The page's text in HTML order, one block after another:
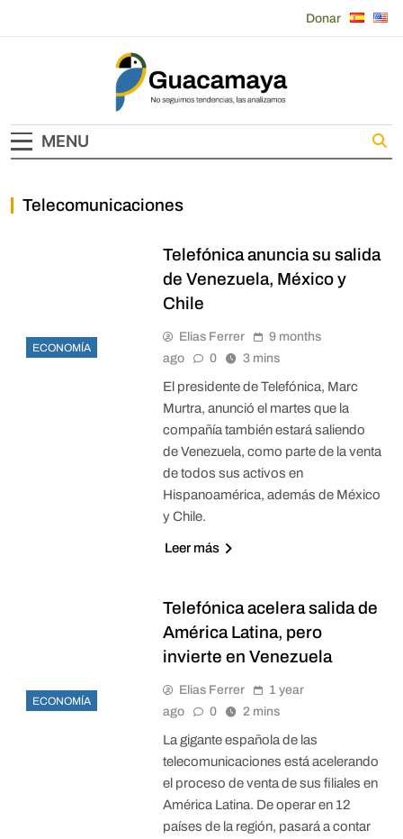
Donar
Guacamaya
MENU
Telecomunicaciones
ECONOMÍA
Telefónica anuncia su salida
de Venezuela, México y
Chile
Elias Ferrer
9 months
ago
0 3 mins
El presidente de Telefónica, Marc
Murtra, anunció el martes que la
compañía también estará saliendo
de Venezuela, como parte de la venta
de todos sus activos en
Hispanoamérica, además de México
y Chile.
Leer más
ECONOMÍA
Telefónica acelera salida de
América Latina, pero
invierte en Venezuela
Elias Ferrer
1 year
ago
0 2 mins
La gigante española de las
telecomunicaciones está acelerando
el proceso de venta de sus filiales en
América Latina. De operar en 12
países de la región, pasará a contar